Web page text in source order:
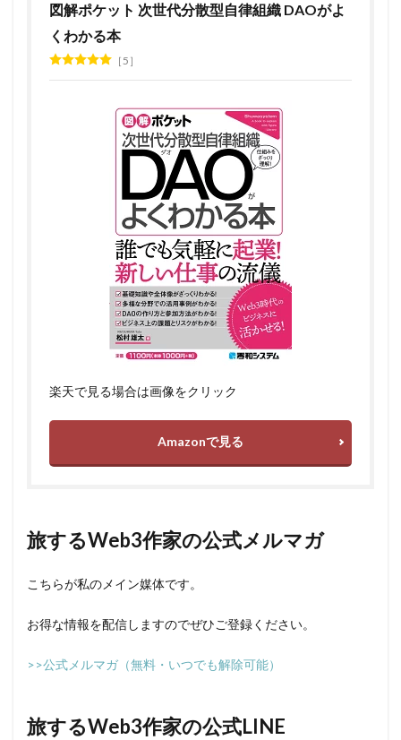
図解ポケット 次世代分散型自律組織 DAOがよ
くわかる本
5
楽天で見る場合は画像をクリック
Amazonで見る
旅するWeb3作家の公式メルマガ
こちらが私のメイン媒体です。
お得な情報を配信しますのでぜひご登録ください。
>>公式メルマガ（無料・いつでも解除可能）
旅するWeb3作家の公式LINE